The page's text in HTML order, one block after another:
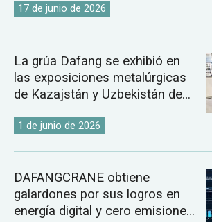
17 de junio de 2026
La grúa Dafang se exhibió en
las exposiciones metalúrgicas
de Kazajstán y Uzbekistán de
1 de junio de 2026
DAFANGCRANE obtiene
galardones por sus logros en
energía digital y cero emisiones